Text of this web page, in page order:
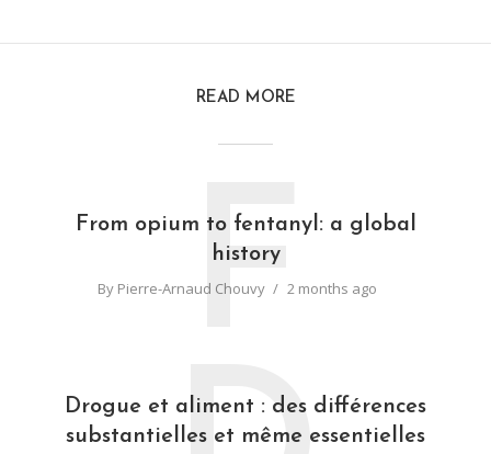
READ MORE
From opium to fentanyl: a global
history
By Pierre-Arnaud Chouvy 2 months ago
F
Drogue et aliment : des différences
substantielles et même essentielles